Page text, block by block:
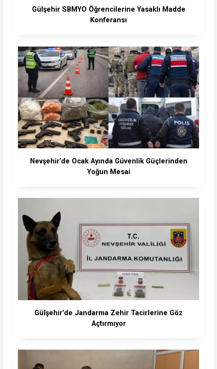
Gülşehir SBMYO Öğrencilerine Yasaklı Madde
Konferansı
Nevşehir’de Ocak Ayında Güvenlik Güçlerinden
Yoğun Mesai
Gülşehir’de Jandarma Zehir Tacirlerine Göz
Açtırmıyor